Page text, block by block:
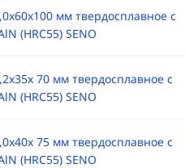
мм твердосплавное с
(HRC55) SENO
70 мм твердосплавное с
(HRC55) SENO
75 мм твердосплавное с
(HRC55) SENO